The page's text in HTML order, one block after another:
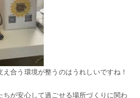
合う環境が整うのはうれしいですね！
ちが安心して過ごせる場所づくりに関わ